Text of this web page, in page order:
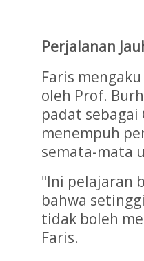
Perjalanan
Faris
oleh Prof.
padat
menempuh
semata-mata
"Ini pelajaran
bahwa
tidak boleh
Faris.